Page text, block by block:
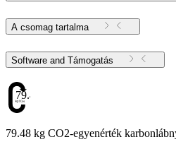
A csomag tartalma
Software and Támogatás
79.48
79.48 kg CO2-egyenérték